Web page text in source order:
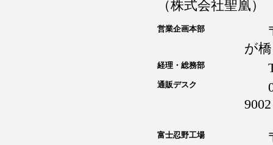
営業企画本部
が
経理・総務部
通販デスク
9002
富士忍野工場